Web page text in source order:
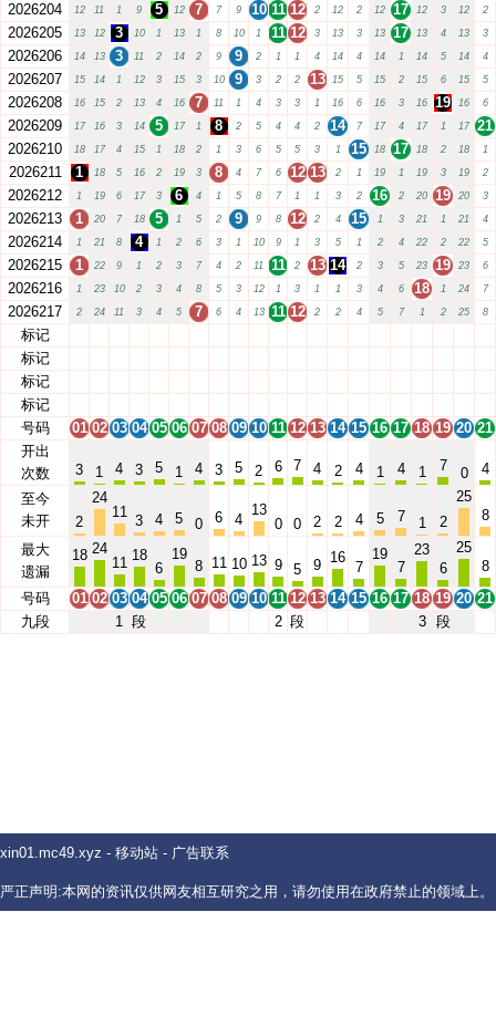
2026204 12 11 1 9 5 12 7 7 9 10 11 12 2 12 2 12 17 12 3 12 2
2026205 13 12 3 10 1 13 1 8 10 1 11 12 3 13 3 13 17 13 4 13 3
2026206 14 13 3 11 2 14 2 9 9 2 1 1 4 14 4 14 1 14 5 14 4
2026207 15 14 1 12 3 15 3 10 9 3 2 2 13 15 5 15 2 15 6 15 5
2026208 16 15 2 13 4 16 7 11 1 4 3 3 1 16 6 16 3 16 19 16 6
2026209 17 16 3 14 5 17 1 8 2 5 4 4 2 14 7 17 4 17 1 17
21
2026210
18 17 4 15 1 18 2 1 3 6 5 5 3 1 15 18 17 18 2 18 1
2026211 1 18 5 16 2 19 3 8 4 7 6 12 13 2 1 19 1 19 3 19 2
2026212 1 19 6 17 3 6 4 1 5 8 7 1 1 3 2 16 2 20 19 20 3
2026213 1 20 7 18 5 1 5 2 9 9 8 12 2 4 15 1 3 21 1 21 4
2026214 1 21 8 4 1 2 6 3 1 10 9 1 3 5 1 2 4 22 2 22 5
2026215 1 22 9 1 2 3 7 4 2 11 11 2 13 14 2 3 5 23 19 23 6
2026216 1 23 10 2 3 4 8 5 3 12 1 3 1 1 3 4 6 18 1 24 7
2026217 2 24 11 3 4 5 7 6 4 13 11 12 2 2 4 5 7 1 2 25 8
标记
标记
标记
标记
号码
01 02 03 04 05 06 07 08 09 10 11 12 13 14 15 16 17 18 19 20 21
开出
次数
3 1 4 3 5 1 4 3 5 2 6 7 4 2 4 1 4 1 7 0
4
至今
未开
2
24
11
3 4 5 0 6 4
13
0
0 2 2 4 5 7 1 2
25
8
最大
遗漏
18 24
11 18
6
19
8 11 10 13 9 5 9 16
7
19
7
23
6
25
8
号码
01 02 03 04 05 06 07 08 09 10 11 12 13 14 15 16 17 18 19 20 21
九段
1 段 2 段 3 段
xin01.mc49.xyz - 移动站 - 广告联系
严正声明:本网的资讯仅供网友相互研究之用，请勿使用在政府禁止的领域上。